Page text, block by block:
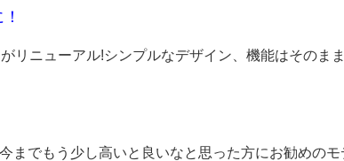
リニューアル!シンプルなデザイン、機能はそのま
までもう少し高いと良いなと思った方にお勧めのモ